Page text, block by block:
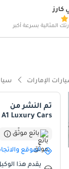
كارز
المثالية بسرعة أكبر
الإمارات
تم النشر من
A1 Luxury Cars
بائع موثّق
الموقع
يقدم هذا